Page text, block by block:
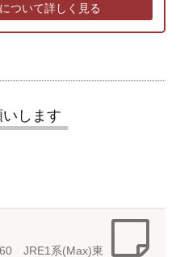
ついて詳しく見る
します
JRE1系(Max)東